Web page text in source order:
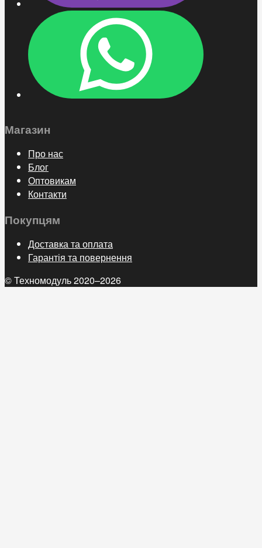
Магазин
Про нас
Блог
Оптовикам
Контакти
Покупцям
Доставка та оплата
Гарантія та повернення
© Техномодуль 2020–2026